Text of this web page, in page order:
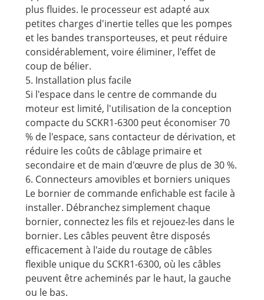
plus fluides. le processeur est adapté aux
petites charges d'inertie telles que les pompes
et les bandes transporteuses, et peut réduire
considérablement, voire éliminer, l'effet de
coup de bélier.
5. Installation plus facile
Si l'espace dans le centre de commande du
moteur est limité, l'utilisation de la conception
compacte du SCKR1-6300 peut économiser 70
% de l'espace, sans contacteur de dérivation, et
réduire les coûts de câblage primaire et
secondaire et de main d'œuvre de plus de 30 %.
6. Connecteurs amovibles et borniers uniques
Le bornier de commande enfichable est facile à
installer. Débranchez simplement chaque
bornier, connectez les fils et rejouez-les dans le
bornier. Les câbles peuvent être disposés
efficacement à l'aide du routage de câbles
flexible unique du SCKR1-6300, où les câbles
peuvent être acheminés par le haut, la gauche
ou le bas.